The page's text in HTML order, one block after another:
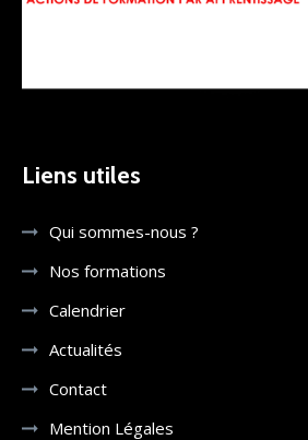
Liens utiles
Qui sommes-nous ?
Nos formations
Calendrier
Actualités
Contact
Mention Légales